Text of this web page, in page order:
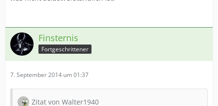
Finsternis
Fortgeschrittener
7. September 2014 um 01:37
Zitat von Walter1940